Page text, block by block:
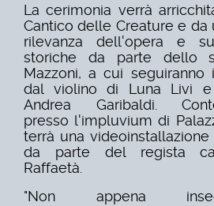
La cerimonia verrà
Cantico delle Creature e da
rilevanza dell'opera e
storiche da parte dello
Mazzoni, a cui seguiranno
dal violino di Luna Livi
Andrea Garibaldi.
presso l'impluvium di
terrà una
da parte del regista
Raffaetà.
"Non appena